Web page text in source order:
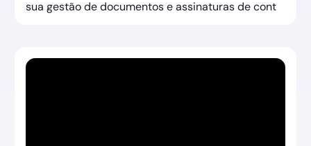
sua gestão de documentos e assinaturas de cont